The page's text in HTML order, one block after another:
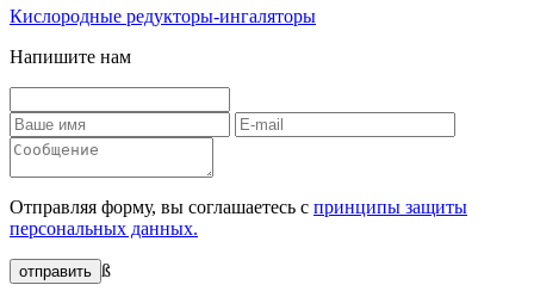
Кислородные редукторы-ингаляторы
Напишите нам
Отправляя форму, вы соглашаетесь с принципы защиты
персональных данных.
ß